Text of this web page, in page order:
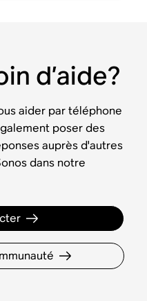
d’aide?
aider par téléphone
poser des
auprès d'autres
dans notre